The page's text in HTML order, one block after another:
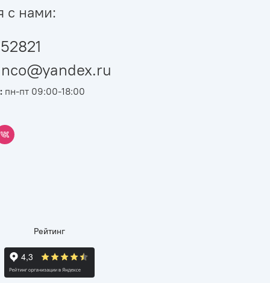
с нами:
пн-пт 09:00-18:00
Рейтинг